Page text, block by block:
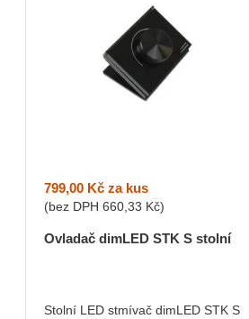
799,00 Kčza kus
(bez DPH 660,33 Kč)
Ovladač dimLED STK S stolní
Stolní LED stmívač dimLED STK S